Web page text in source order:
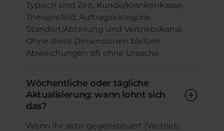
Typisch sind Zeit, Kunde/Krankenkasse,
Therapiefeld, Auftragskategorie,
Standort/Abteilung und Vertriebskanal.
Ohne diese Dimensionen bleiben
Abweichungen oft ohne Ursache.
Wöchentliche oder tägliche
Aktualisierung: wann lohnt sich
das?
Wenn ihr aktiv gegensteuert (Vertrieb,